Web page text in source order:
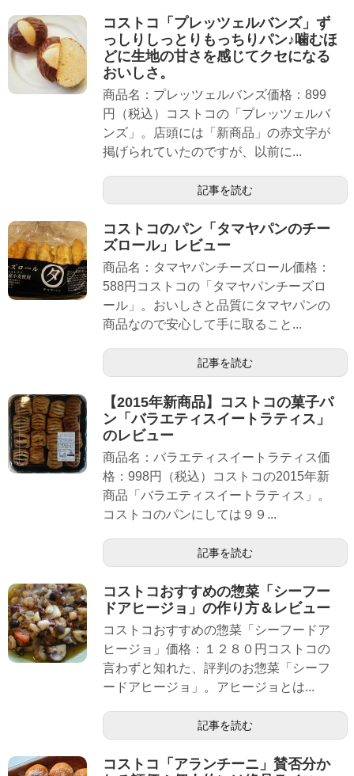
コストコ「プレッツェルバンズ」ず
っしりしっとりもっちりパン♪噛むほ
どに生地の甘さを感じてクセになる
おいしさ。
商品名：プレッツェルバンズ価格：899
円（税込）コストコの「プレッツェルバ
ンズ」。店頭には「新商品」の赤文字が
掲げられていたのですが、以前に...
記事を読む
コストコのパン「タマヤパンのチー
ズロール」レビュー
商品名：タマヤパンチーズロール価格：
588円コストコの「タマヤパンチーズロ
ール」。おいしさと品質にタマヤパンの
商品なので安心して手に取ること...
記事を読む
【2015年新商品】コストコの菓子パ
ン「バラエティスイートラティス」
のレビュー
商品名：バラエティスイートラティス価
格：998円（税込）コストコの2015年新
商品「バラエティスイートラティス」。
コストコのパンにしては９９...
記事を読む
コストコおすすめの惣菜「シーフー
ドアヒージョ」の作り方＆レビュー
コストコおすすめの惣菜「シーフードア
ヒージョ」価格：１２８０円コストコの
言わずと知れた、評判のお惣菜「シーフ
ードアヒージョ」。アヒージョとは...
記事を読む
コストコ「アランチーニ」賛否分か